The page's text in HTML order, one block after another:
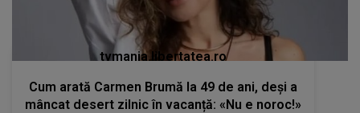
tvmania.libertatea.ro
Cum arată Carmen Brumă la 49 de ani, deși a
mâncat desert zilnic în vacanță: «Nu e noroc!»